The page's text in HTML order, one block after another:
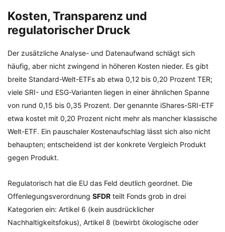
Kosten, Transparenz und
regulatorischer Druck
Der zusätzliche Analyse- und Datenaufwand schlägt sich
häufig, aber nicht zwingend in höheren Kosten nieder. Es gibt
breite Standard-Welt-ETFs ab etwa 0,12 bis 0,20 Prozent TER;
viele SRI- und ESG-Varianten liegen in einer ähnlichen Spanne
von rund 0,15 bis 0,35 Prozent. Der genannte iShares-SRI-ETF
etwa kostet mit 0,20 Prozent nicht mehr als mancher klassische
Welt-ETF. Ein pauschaler Kostenaufschlag lässt sich also nicht
behaupten; entscheidend ist der konkrete Vergleich Produkt
gegen Produkt.
Regulatorisch hat die EU das Feld deutlich geordnet. Die
Offenlegungsverordnung SFDR teilt Fonds grob in drei
Kategorien ein: Artikel 6 (kein ausdrücklicher
Nachhaltigkeitsfokus), Artikel 8 (bewirbt ökologische oder